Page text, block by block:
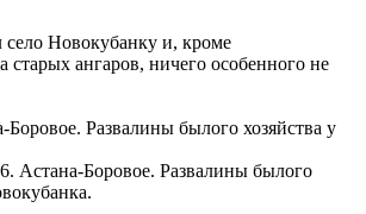
село Новокубанку и, кроме
старых ангаров, ничего особенного не
Астана-Боровое. Развалины былого